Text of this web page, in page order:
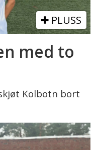
PLUSS
med to
Kolbotn bort